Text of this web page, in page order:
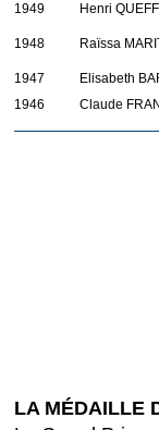
1949
Henri
1948 Raïssa
1947
Elisabeth
1946
Claude
LA MÉDAILLE